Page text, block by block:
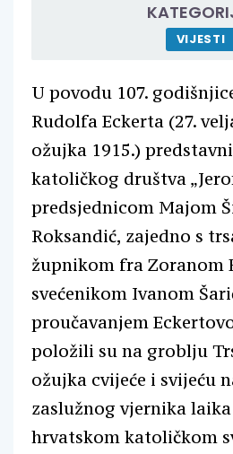
VIJESTI
U povodu 107.
Rudolfa Eckerta (27.
ožujka 1915.)
katoličkog društva
predsjednicom Majom
Roksandić, zajedno s
župnikom fra Zoranom
svećenikom Ivanom
proučavanjem
položili su na groblju
ožujka cvijeće i svijeću
zaslužnog vjernika
hrvatskom katoličkom